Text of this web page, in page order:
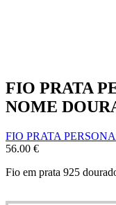
FIO PRATA
NOME
FIO PRATA
56.00 €
Fio em prata 925